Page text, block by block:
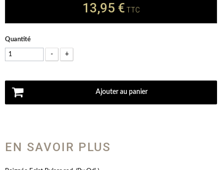
13,95 € TTC
Quantité
- +
Ajouter au panier
EN SAVOIR PLUS